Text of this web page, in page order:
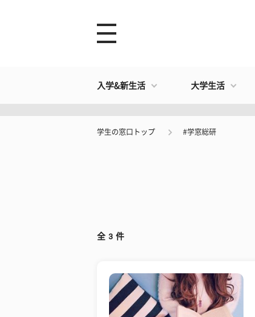
入学&新生活 大学生活
学生の窓口トップ #学窓総研
全 3 件